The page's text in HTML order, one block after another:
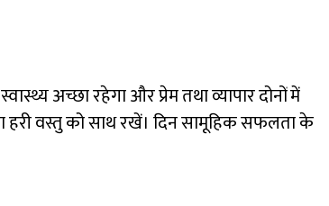
अच्छा रहेगा और प्रेम तथा व्यापार दोनों में
हरी वस्तु को साथ रखें। दिन सामूहिक सफलता के